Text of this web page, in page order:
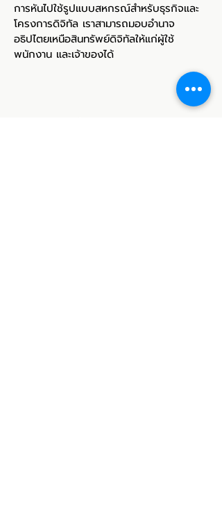
การหันไปใช้รูปแบบสหกรณ์สำหรับธุรกิจและ
โครงการดิจิทัล เราสามารถมอบอำนาจ
อธิปไตยเหนือสินทรัพย์ดิจิทัลให้แก่ผู้ใช้
พนักงาน และเจ้าของได้